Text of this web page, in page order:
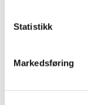
Statistikk
Markedsføring
STARTER
8,765.00